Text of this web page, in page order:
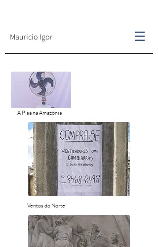
Mauricio Igor
A Pisa na Amazônia
Ventos do Norte